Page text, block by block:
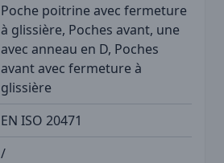
Poche poitrine avec fermeture
à glissière, Poches avant, une
avec anneau en D, Poches
avant avec fermeture à
glissière
EN ISO 20471
/